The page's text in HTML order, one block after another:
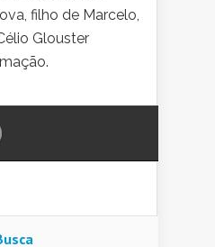
filho de Marcelo,
Glouster